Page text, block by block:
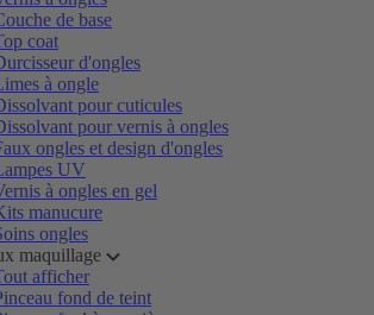
de base
coat
d'ongles
à ongle
pour cuticules
pour vernis à ongles
ongles et design d'ongles
UV
à ongles en gel
manucure
ongles
maquillage
afficher
fond de teint